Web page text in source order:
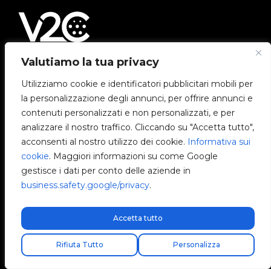
Valutiamo la tua privacy
Utilizziamo cookie e identificatori pubblicitari mobili per
la personalizzazione degli annunci, per offrire annunci e
contenuti personalizzati e non personalizzati, e per
analizzare il nostro traffico. Cliccando su "Accetta tutto",
acconsenti al nostro utilizzo dei cookie. Informativa sui
cookie. Maggiori informazioni su come Google
gestisce i dati per conto delle aziende in
business.safety.google/privacy.
Personalizza
Rifiuta Tutto
Accetta tutto
20126 Milano
Lombardia, Italia
+39 351 425 8965
+39 352 027 5004
info@v2charge.com
LEGALITÀ
Informativa sulla privacy
Spedizione express gratuita!